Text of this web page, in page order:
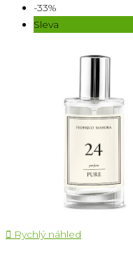
-33%
Sleva
 Rychlý náhled